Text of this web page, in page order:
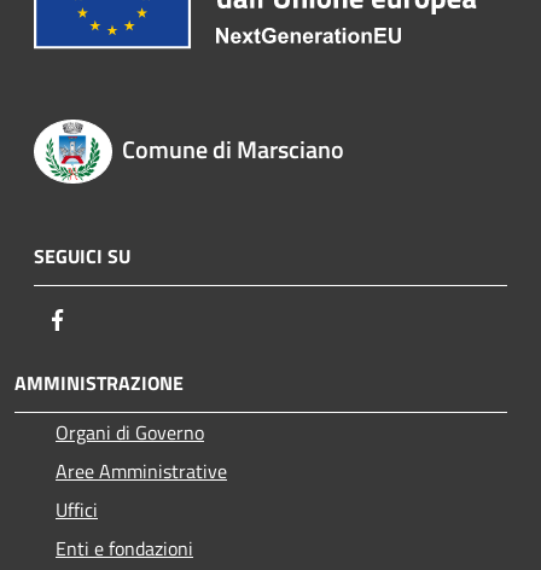
Comune di Marsciano
SEGUICI SU
AMMINISTRAZIONE
Organi di Governo
Aree Amministrative
Uffici
Enti e fondazioni